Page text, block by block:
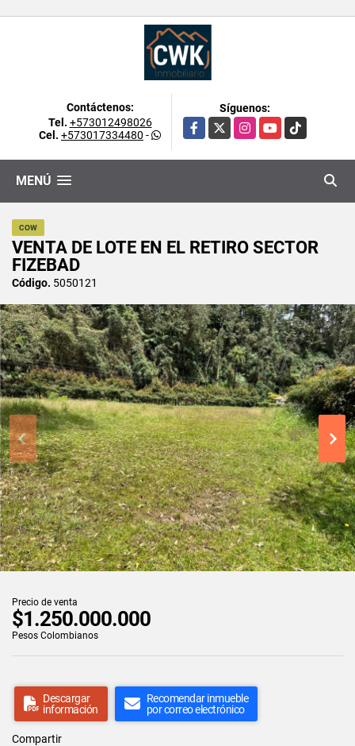
Contáctenos:
Tel. +573012498026
Cel. +573017334480 -
Síguenos:
Facebook
X InstagramYouTubeTikTok
MENÚ
COW
VENTA DE LOTE EN EL RETIRO SECTOR
FIZEBAD
Código. 5050121
Precio de venta
$1.250.000.000
Pesos Colombianos
Descargar
información
Recomendar inmueble
por correo electrónico
Compartir